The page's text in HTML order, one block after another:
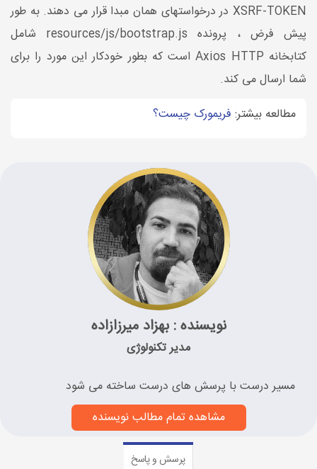
XSRF-TOKEN در درخواستهای همان مبدا قرار می دهند. به طور
پیش فرض ، پرونده resources/js/bootstrap.js شامل
کتابخانه Axios HTTP است که بطور خودکار این مورد را برای
شما ارسال می کند.
مطالعه بیشتر: فریمورک چیست؟
نویسنده : بهزاد میرزازاده
مدیر تکنولوژی
مسیر درست با پرسش های درست ساخته می شود
مشاهده تمام مطالب نویسنده
پرسش و پاسخ